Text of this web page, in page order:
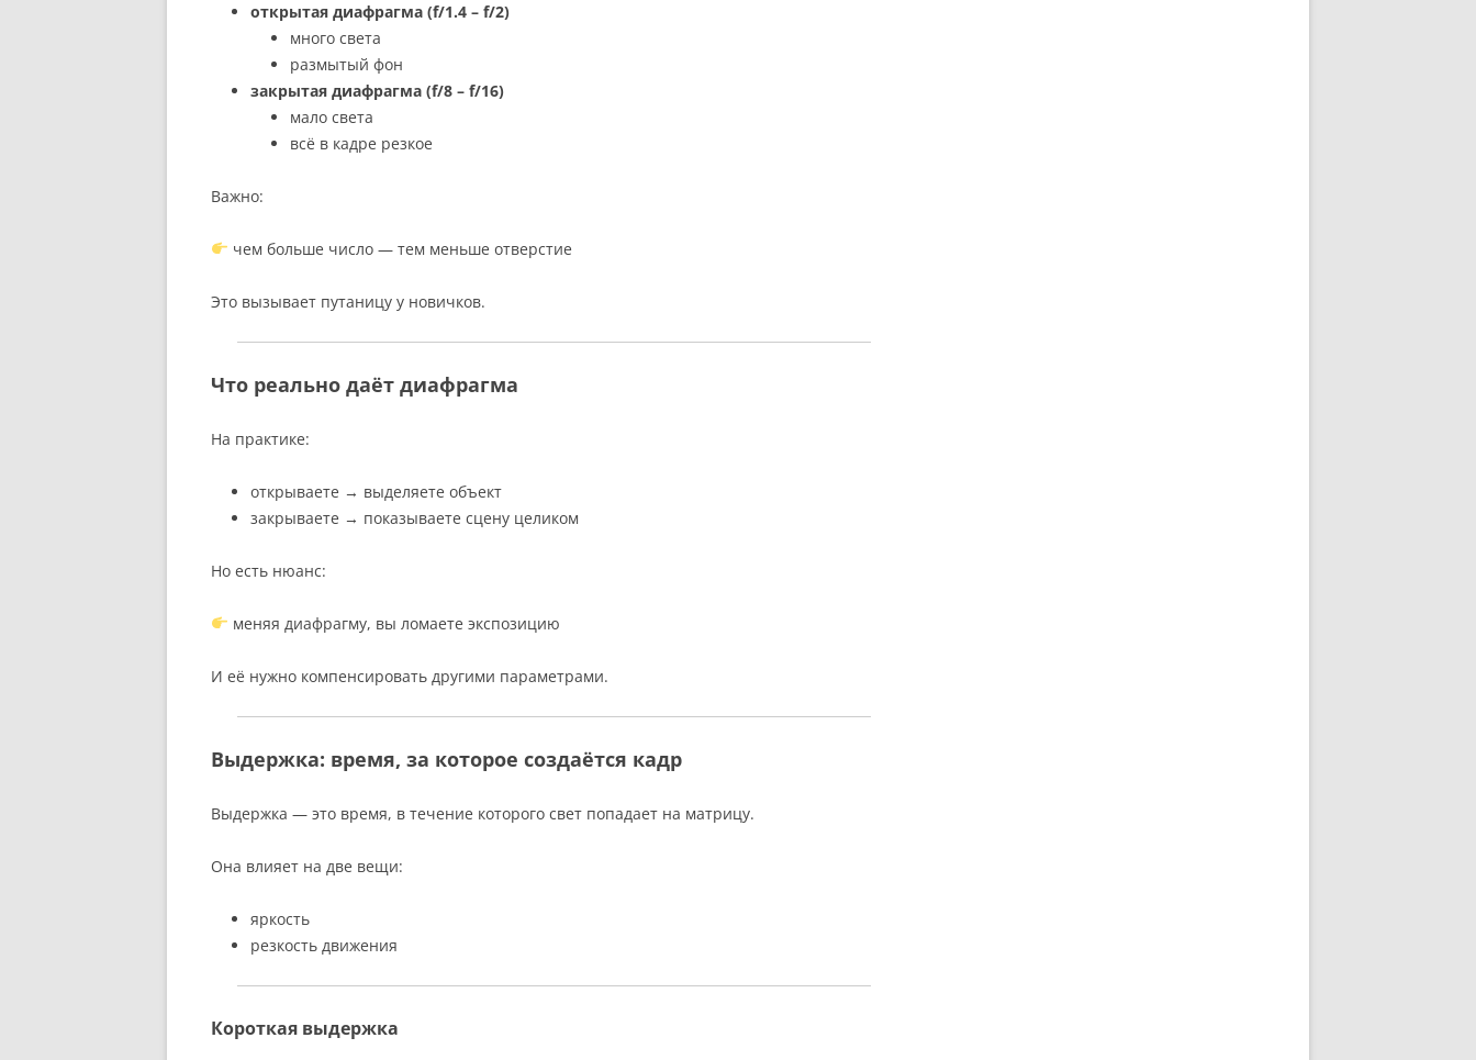
открытая диафрагма (f/1.4 – f/2)
много света
размытый фон
закрытая диафрагма (f/8 – f/16)
мало света
всё в кадре резкое
Важно:
чем больше число — тем меньше отверстие
Это вызывает путаницу у новичков.
Что реально даёт диафрагма
На практике:
открываете → выделяете объект
закрываете → показываете сцену целиком
Но есть нюанс:
меняя диафрагму, вы ломаете экспозицию
И её нужно компенсировать другими параметрами.
Выдержка: время, за которое создаётся кадр
Выдержка — это время, в течение которого свет попадает на матрицу.
Она влияет на две вещи:
яркость
резкость движения
Короткая выдержка